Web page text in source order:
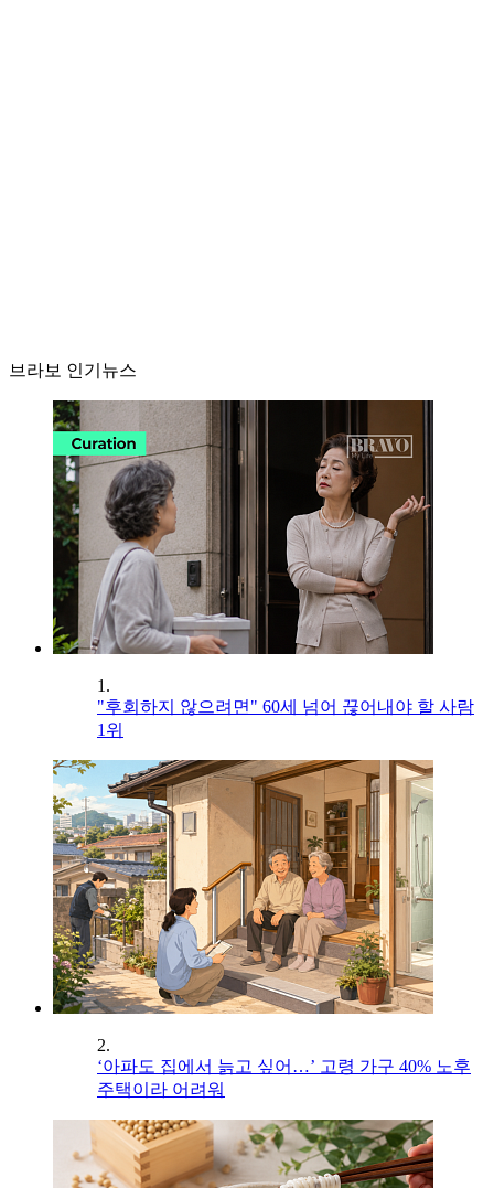
브라보 인기뉴스
1.
"후회하지 않으려면" 60세 넘어 끊어내야 할 사람
1위
2.
‘아파도 집에서 늙고 싶어…’ 고령 가구 40% 노후
주택이라 어려워